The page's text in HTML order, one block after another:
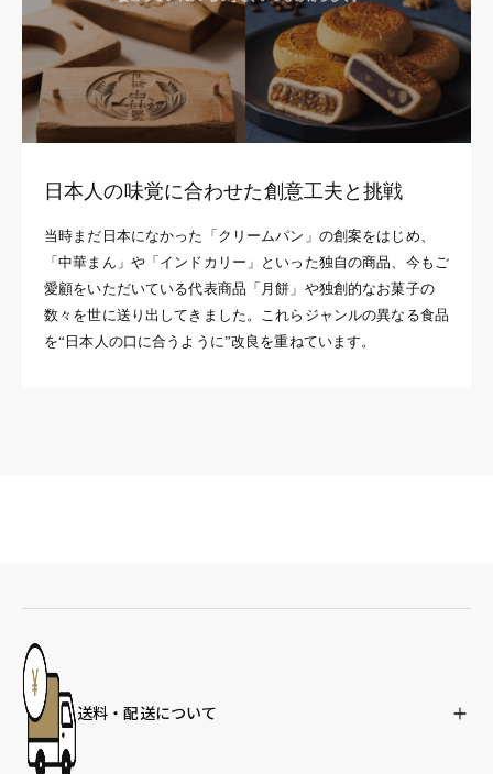
日本人の味覚に合わせた創意工夫と挑戦
当時まだ日本になかった「クリームパン」の創案をはじめ、
「中華まん」や「インドカリー」といった独自の商品、今もご
愛顧をいただいている代表商品「月餅」や独創的なお菓子の
数々を世に送り出してきました。これらジャンルの異なる食品
を“日本人の口に合うように”改良を重ねています。
送料・配送について